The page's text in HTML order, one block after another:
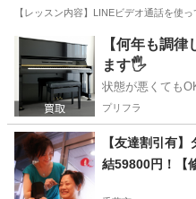
【レッスン内容】LINEビデオ通話を使
千葉 千葉市 メイク
【何年も調
ます🖐️
状態が悪くても
プリフラ
【友達割引有
結59800円！【